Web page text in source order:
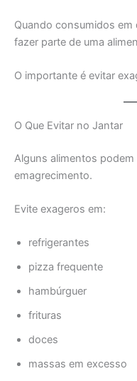
Quando consumidos em
fazer parte de uma
O importante é evitar
O Que Evitar no Jantar
Alguns alimentos
emagrecimento.
Evite exageros em:
refrigerantes
pizza frequente
hambúrguer
frituras
doces
massas em excesso